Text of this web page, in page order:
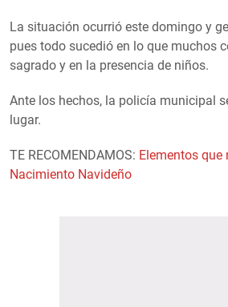
La situación ocurrió este domingo y
pues todo sucedió en lo que muchos
sagrado y en la presencia de niños.
Ante los hechos, la policía municipal
lugar.
TE RECOMENDAMOS: Elementos que
Nacimiento Navideño